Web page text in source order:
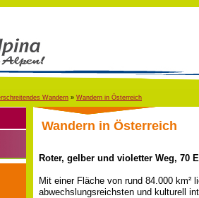
Wandern » Wandern in Österreich
Wandern in Österreich
Roter, gelber und violetter Weg, 70
Mit einer Fläche von rund 84.000 km²
abwechslungsreichsten und kulturell